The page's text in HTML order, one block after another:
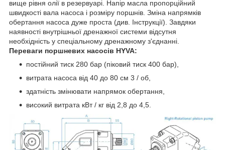
вище рівня олії в резервуарі. Напір масла пропорційний
швидкості вала насоса і розміру поршнів. Зміна напрямків
обертання насоса дуже проста (див. Інструкції). Завдяки
наявності внутрішньої дренажної системи відсутня
необхідність у спеціальному дренажному з'єднанні.
Переваги поршневих насосів HYVA:
постійний тиск 280 бар (піковий тиск 400 бар),
витрата насоса від 40 до 80 см 3 / об,
здатність змінювати напрямок обертання,
високий витрата кВт / кг від 2,8 до 4,5.